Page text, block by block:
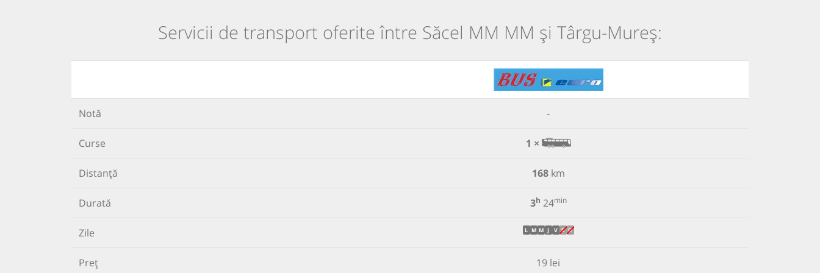
Servicii de transport oferite între Săcel MM MM și Târgu-Mureș:
Notă -
Curse 1 ×
Distanță 168km
Durată 3h 24min
Zile L M M J V S D
Preț
19 lei